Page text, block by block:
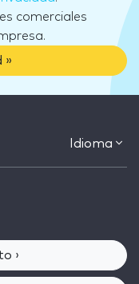
comerciales
»
Idioma
›